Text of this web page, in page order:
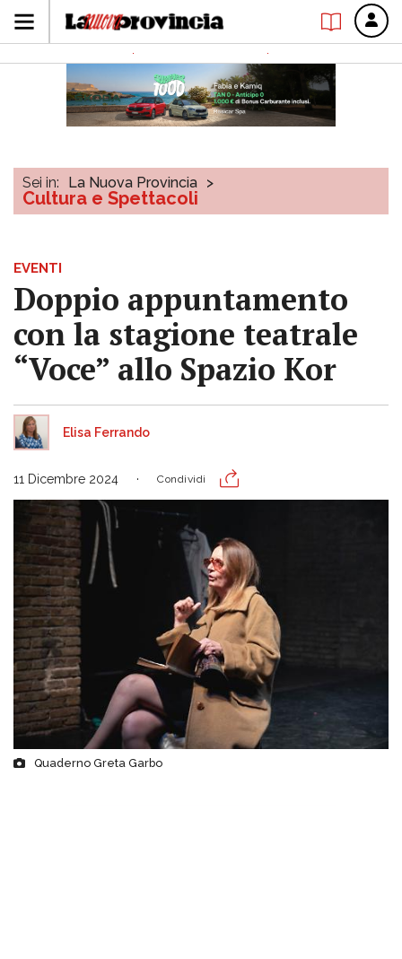
Sei in: La Nuova Provincia >
Cultura e Spettacoli
EVENTI
Doppio appuntamento
con la stagione teatrale
“Voce” allo Spazio Kor
Elisa Ferrando
11 Dicembre 2024 Condividi
Quaderno Greta Garbo